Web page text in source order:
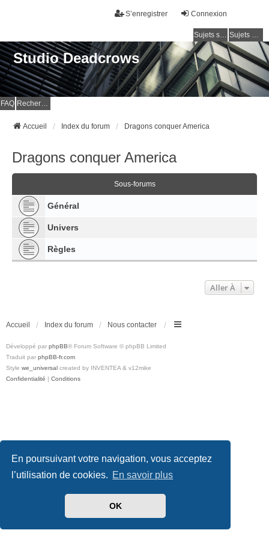
En poursuivant votre navigation, vous acceptez
l’utilisation de cookies. En savoir plus
OK
Connexion
S’enregistrer
Sujets sans réponse Sujets actifs
Studio Deadcrows
FAQ Rechercher
Accueil Index du forum Dragons conquer America
Dragons conquer America
Sous-forums
Général
Univers
Règles
Aller À
Accueil Index du forum Nous contacter
Développé par phpBB® Forum Software © phpBB Limited
Traduit par phpBB-fr.com
Style we_universal created by INVENTEA & v12mike
Confidentialité | Conditions